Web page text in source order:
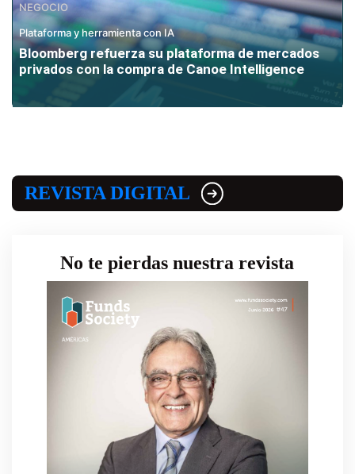
NEGOCIO
Plataforma y herramienta con IA
Bloomberg refuerza su plataforma de mercados
privados con la compra de Canoe Intelligence
REVISTA DIGITAL
No te pierdas nuestra revista